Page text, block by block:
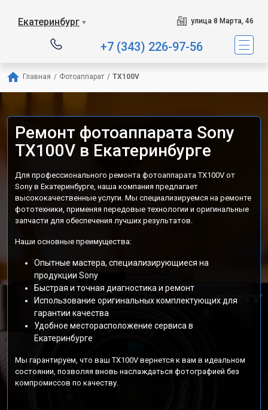
Екатеринбург ▼ улица 8 Марта, 46
+7 (343) 226-97-56
Главная / Фотоаппарат / TX100V
Ремонт фотоаппарата Sony
TX100V в Екатеринбурге
Для профессионального ремонта фотоаппарата TX100V от
Sony в Екатеринбурге, наша компания предлагает
высококачественные услуги. Мы специализируемся на ремонте
фототехники, применяя передовые технологии и оригинальные
запчасти для обеспечения лучших результатов.
Наши основные преимущества:
Опытные мастера, специализирующиеся на
продукции Sony
Быстрая и точная диагностика и ремонт
Использование оригинальных комплектующих для
гарантии качества
Удобное месторасположение сервиса в
Екатеринбурге
Мы гарантируем, что ваш TX100V вернется к вам в идеальном
состоянии, позволяя вновь наслаждаться фотографией без
компромиссов по качеству.